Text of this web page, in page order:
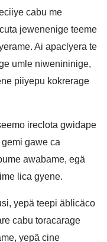
cabu me
jewenenige teeme
Ai apaclyera te
umle niwenininige,
piiyepu kokrerage
ireclota gwidape
gawe ca
awabame, egä
lica gyene.
yepä teepi äblicäco
cabu toracarage
yepä cine